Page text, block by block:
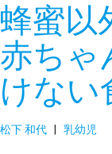
蜂蜜以
赤ちゃ
けない
松下 和代 | 乳幼児